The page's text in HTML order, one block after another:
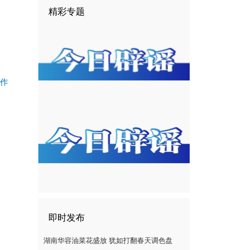
精彩专题
即时发布
湖南华容油菜花盛放 犹如打翻春天调色盘